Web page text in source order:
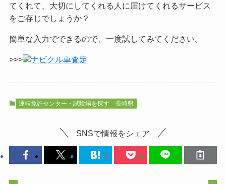
てくれて、大切にしてくれる人に届けてくれるサービス
をご存じでしょうか？
簡単な入力でできるので、一度試してみてください。
>>> ナビクル車査定
運転免許センター・試験場を探す 長崎県
SNSで情報をシェア